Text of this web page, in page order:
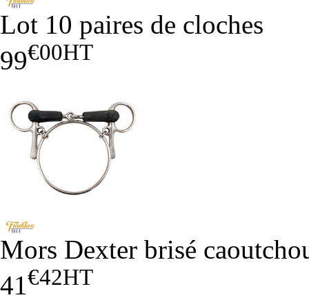
Lot 10 paires de cloches
99€00HT
Mors Dexter brisé
41 €42HT